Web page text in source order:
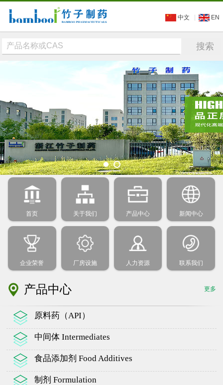
中文 EN
首页 关于我们 产品中心 新闻中心
企业荣誉 厂房设施 人力资源 联系我们
产品中心 更多
原料药（API）
中间体 Intermediates
食品添加剂 Food Additives
制剂 Formulation